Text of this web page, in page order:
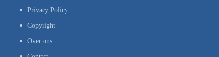
Privacy Policy
Copyright
Over ons